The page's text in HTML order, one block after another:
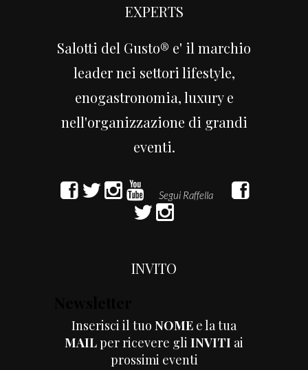
EXPERTS
Salotti del Gusto® e' il marchio
leader nei settori lifestyle,
enogastronomia, luxury e
nell'organizzazione di grandi
eventi.
INVITO
Inserisci il tuo NOME e la tua
MAILper ricevere gli INVITI ai
prossimi eventi